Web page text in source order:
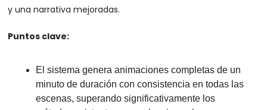
y una narrativa mejoradas.
Puntos clave:
El sistema genera animaciones completas de un
minuto de duración con consistencia en todas las
escenas, superando significativamente los